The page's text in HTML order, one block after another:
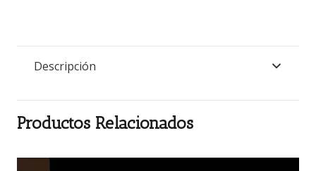
Descripción
Productos Relacionados